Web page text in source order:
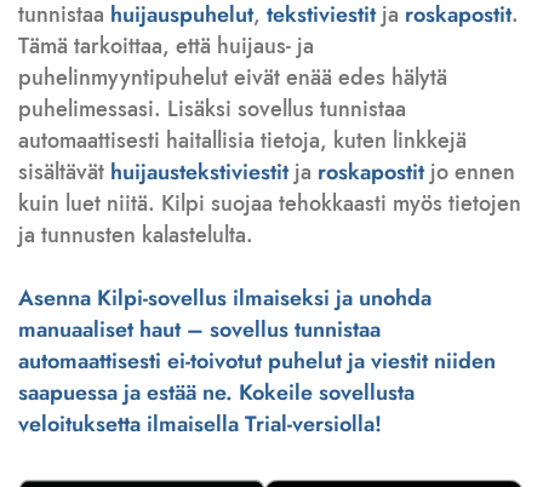
tunnistaa huijauspuhelut, tekstiviestitja roskapostit.
Tämä tarkoittaa, että huijaus- ja
puhelinmyyntipuhelut eivät enää edes hälytä
puhelimessasi. Lisäksi sovellus tunnistaa
automaattisesti haitallisia tietoja, kuten linkkejä
sisältävät huijaustekstiviestitja roskapostitjo ennen
kuin luet niitä. Kilpi suojaa tehokkaasti myös tietojen
ja tunnusten kalastelulta.
Asenna Kilpi-sovellus ilmaiseksi ja unohda
manuaaliset haut – sovellus tunnistaa
automaattisesti ei-toivotut puhelut ja viestit niiden
saapuessa ja estää ne. Kokeile sovellusta
veloituksetta ilmaisella Trial-versiolla!